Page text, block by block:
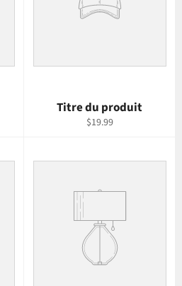
Titre du produit
$19.99